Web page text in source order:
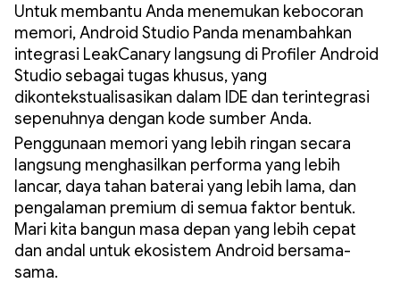
Untuk membantu Anda menemukan kebocoran
memori, Android Studio Panda menambahkan
integrasi LeakCanary langsung di Profiler Android
Studio sebagai tugas khusus, yang
dikontekstualisasikan dalam IDE dan terintegrasi
sepenuhnya dengan kode sumber Anda.
Penggunaan memori yang lebih ringan secara
langsung menghasilkan performa yang lebih
lancar, daya tahan baterai yang lebih lama, dan
pengalaman premium di semua faktor bentuk.
Mari kita bangun masa depan yang lebih cepat
dan andal untuk ekosistem Android bersama-
sama.